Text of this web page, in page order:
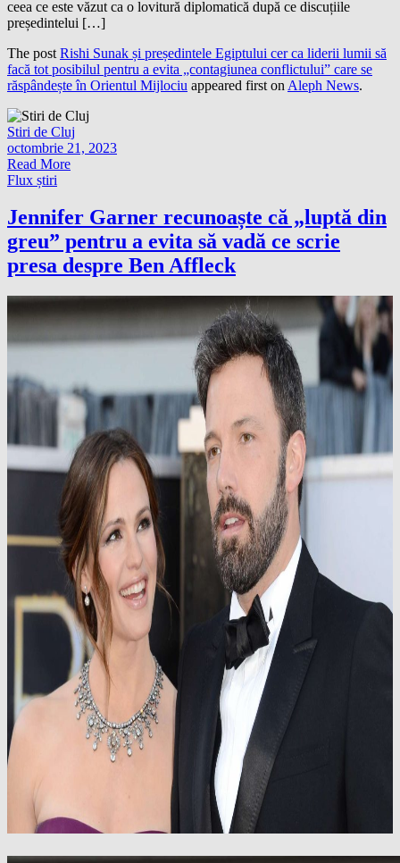
ceea ce este văzut ca o lovitură diplomatică după ce discuțiile
președintelui […]
The post Rishi Sunak și președintele Egiptului cer ca liderii lumii să
facă tot posibilul pentru a evita „contagiunea conflictului” care se
răspândește în Orientul Mijlociu appeared first on Aleph News.
Stiri de Cluj
octombrie 21, 2023
Read More
Flux știri
Jennifer Garner recunoaște că „luptă din
greu” pentru a evita să vadă ce scrie
presa despre Ben Affleck